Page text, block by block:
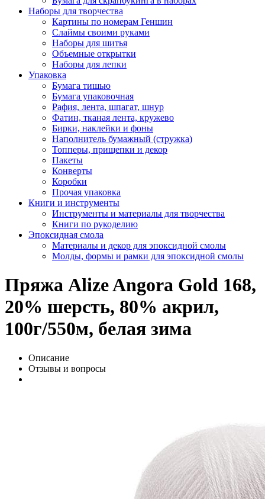
Наборы для творчества
Картины по номерам Геншин
Слаймы своими руками
Наборы для шитья
Объемные открытки
Наборы для лепки
Упаковка
Бумага тишью
Бумага упаковочная
Рафия, лента, шпагат, шнур
Фатин, тканая лента, кружево
Бирки, наклейки и фоны
Наполнитель бумажный (стружка)
Топперы, прищепки и декор
Пакеты
Конверты
Коробки
Прочая упаковка
Книги и инструменты
Инструменты и материалы для творчества
Книги по рукоделию
Эпоксидная смола
Материалы и декор для эпоксидной смолы
Молды, формы и рамки для эпоксидной смолы
Пряжа Alize Angora Gold 168,
20% шерсть, 80% акрил,
100г/550м, белая зима
Описание
Отзывы и вопросы